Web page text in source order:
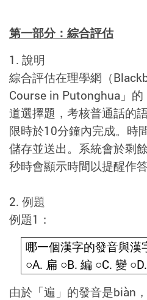
第一部分：綜合評估
1. 說明
綜合評估在理學網（
Course in Putonghua」
道選擇題，考核普通話的
限時於10分鐘內完成。時
儲存並送出。系統會於剩
秒時會顯示時間以提醒作答
2. 例題
例題1：
哪一個漢字的發音與漢
○A. 扁 ○B.編 ○C.變 ○D.
由於「遍」的發音是biàn